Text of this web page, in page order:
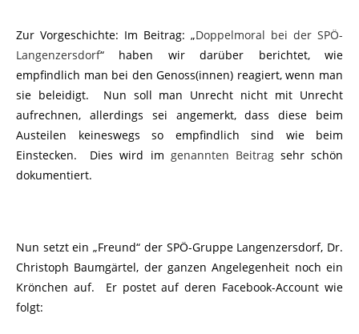
Zur Vorgeschichte: Im Beitrag: „Doppelmoral bei der SPÖ-
Langenzersdorf“ haben wir darüber berichtet, wie
empfindlich man bei den Genoss(innen) reagiert, wenn man
sie beleidigt. Nun soll man Unrecht nicht mit Unrecht
aufrechnen, allerdings sei angemerkt, dass diese beim
Austeilen keineswegs so empfindlich sind wie beim
Einstecken. Dies wird im genannten Beitragsehr schön
dokumentiert.
Nun setzt ein „Freund“ der SPÖ-Gruppe Langenzersdorf, Dr.
Christoph Baumgärtel, der ganzen Angelegenheit noch ein
Krönchen auf. Er postet auf deren Facebook-Account wie
folgt: